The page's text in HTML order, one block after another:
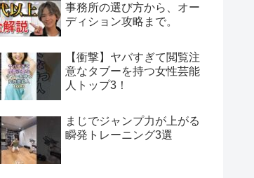
事務所の選び方から、オー
ディション攻略まで。
【衝撃】ヤバすぎて閲覧注
意なタブーを持つ女性芸能
人トップ3！
まじでジャンプ力が上がる
瞬発トレーニング3選